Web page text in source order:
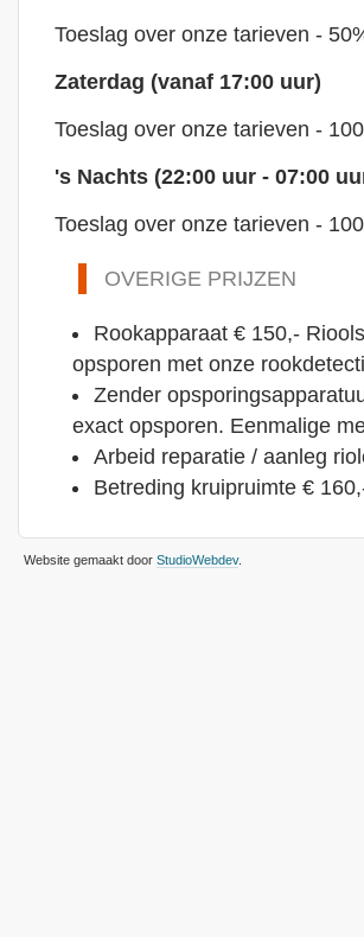
Toeslag over onze tarieven -
Zaterdag (vanaf 17:00 uur)
Toeslag over onze tarieven -
's Nachts (22:00 uur - 07:00
Toeslag over onze tarieven -
OVERIGE PRIJZEN
Rookapparaat € 150,-
opsporen met onze
Zender
exact opsporen. Eenmalige
Arbeid reparatie / aanleg
Betreding kruipruimte €
Website gemaakt door StudioWebdev.